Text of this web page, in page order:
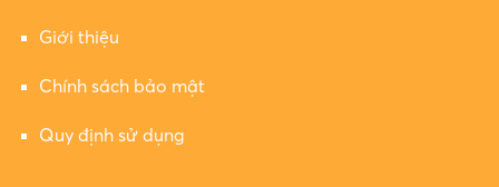
Giới thiệu
Chính sách bảo mật
Quy định sử dụng